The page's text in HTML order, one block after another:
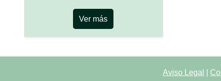
Ver más
Aviso Legal